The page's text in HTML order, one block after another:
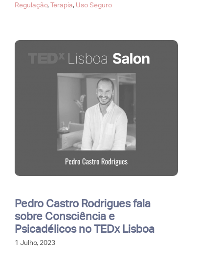
Regulação,Terapia, Uso Seguro
Pedro Castro Rodrigues fala
sobre Consciência e
Psicadélicos no TEDx Lisboa
1 Julho, 2023